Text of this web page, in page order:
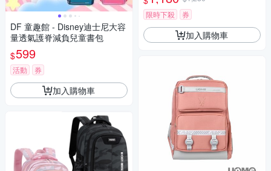
DF 童趣館 - Disney迪士尼大容
量透氣護脊減負兒童書包
$599
活動 券
加入購物車
限時下殺
券
加入購物車